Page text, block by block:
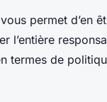
permet
l’entière
termes de